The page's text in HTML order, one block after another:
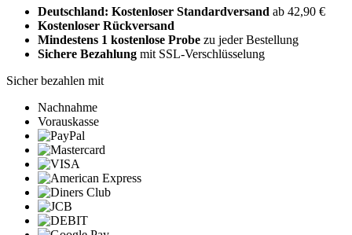
Deutschland: Kostenloser Standardversand ab 42,90 €
Kostenloser Rückversand
Mindestens 1 kostenlose Probe zu jeder Bestellung
Sichere Bezahlung mit SSL-Verschlüsselung
Sicher bezahlen mit
Nachnahme
Vorauskasse